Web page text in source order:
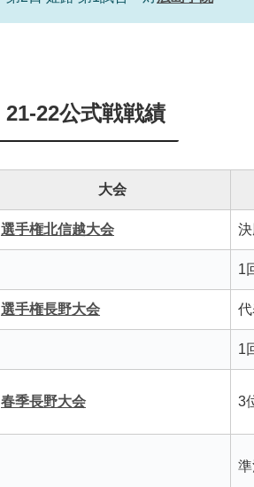
21-22公式戦戦績
大会
選手権北信越大会
1
選手権長野大会
1
春季長野大会 3